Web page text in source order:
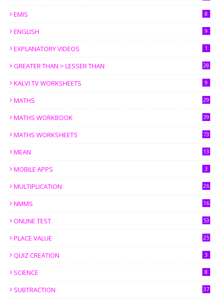
EMIS 8
ENGLISH 9
EXPLANATORY VIDEOS 1
GREATER THAN > LESSER THAN 28
KALVI TV WORKSHEETS 9
MATHS 29
MATHS WORKBOOK 39
MATHS WORKSHEETS 73
MEAN 13
MOBILE APPS 3
MULTIPLICATION 26
NMMS 16
ONLINE TEST 53
PLACE VALUE 25
QUIZ CREATION 3
SCIENCE 8
SUBTRACTION 37